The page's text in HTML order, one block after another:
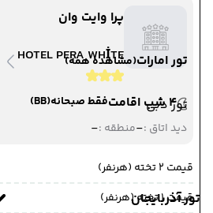
تور امارات(مشاهده همه)
تور دبی
تور آذربایجان
پرا وایت وان
HOTEL PERA WHİTE
4 شب اقامت
فقط صبحانه(BB)
دید اتاق :-منطقه :-
قیمت 2 تخته (هرنفر)
قیمت 1 تخته (هرنفر)